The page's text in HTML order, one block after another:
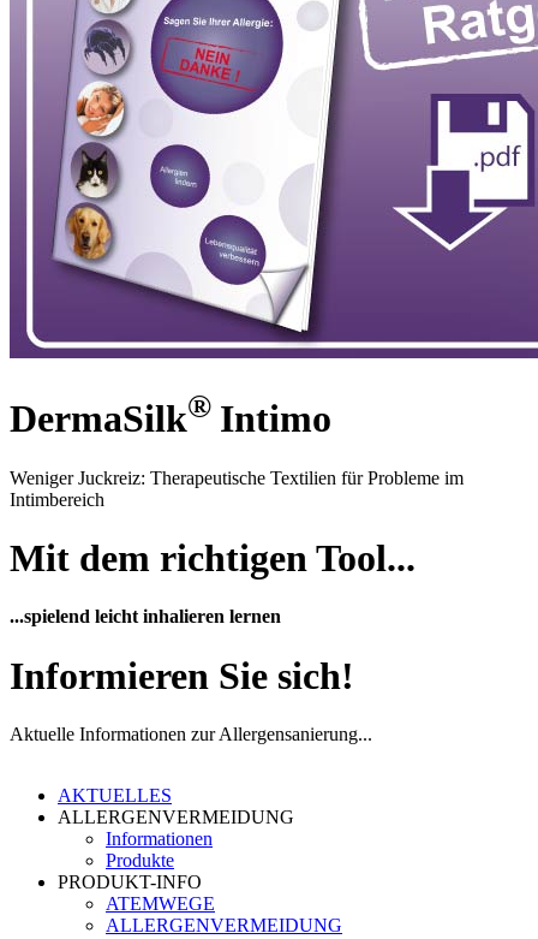
DermaSilk® Intimo
Weniger Juckreiz: Therapeutische Textilien für Probleme im
Intimbereich
Mit dem richtigen Tool...
...spielend leicht inhalieren lernen
Informieren Sie sich!
Aktuelle Informationen zur Allergensanierung...
AKTUELLES
ALLERGENVERMEIDUNG
Informationen
Produkte
PRODUKT-INFO
ATEMWEGE
ALLERGENVERMEIDUNG